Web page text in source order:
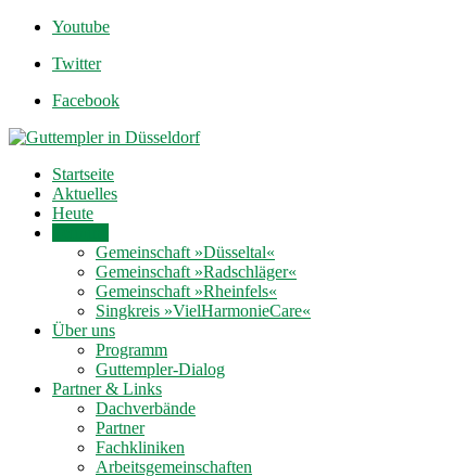
Youtube
Twitter
Facebook
Startseite
Aktuelles
Heute
Gemeinschaft »Düsseltal«
Gemeinschaft »Radschläger«
Gemeinschaft »Rheinfels«
Singkreis »VielHarmonieCare«
Über uns
Programm
Guttempler-Dialog
Partner & Links
Dachverbände
Partner
Fachkliniken
Arbeitsgemeinschaften